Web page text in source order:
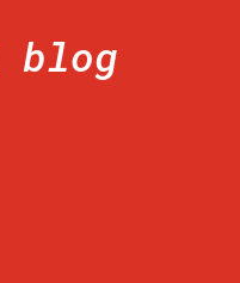
blog